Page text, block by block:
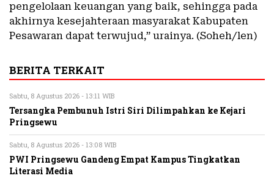
pengelolaan keuangan yang baik, sehingga pada
akhirnya kesejahteraan masyarakat Kabupaten
Pesawaran dapat terwujud,” urainya. (Soheh/len)
BERITA TERKAIT
Sabtu, 8 Agustus 2026 - 13:11 WIB
Tersangka Pembunuh Istri Siri Dilimpahkan ke Kejari
Pringsewu
Sabtu, 8 Agustus 2026 - 13:08 WIB
PWI Pringsewu Gandeng Empat Kampus Tingkatkan
Literasi Media